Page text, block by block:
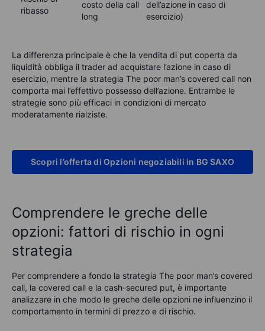
ribasso
costo della call
long
dell’azione in caso di
esercizio)
La differenza principale è che la vendita di put coperta da
liquidità obbliga il trader ad acquistare l’azione in caso di
esercizio, mentre la strategia The poor man’s covered call non
comporta mai l’effettivo possesso dell’azione. Entrambe le
strategie sono più efficaci in condizioni di mercato
moderatamente rialziste.
Scopri l’offerta di Opzioni negoziabili in BG SAXO
Comprendere le greche delle
opzioni: fattori di rischio in ogni
strategia
Per comprendere a fondo la strategia The poor man’s covered
call, la covered call e la cash-secured put, è importante
analizzare in che modo le greche delle opzioni ne influenzino il
comportamento in termini di prezzo e di rischio.